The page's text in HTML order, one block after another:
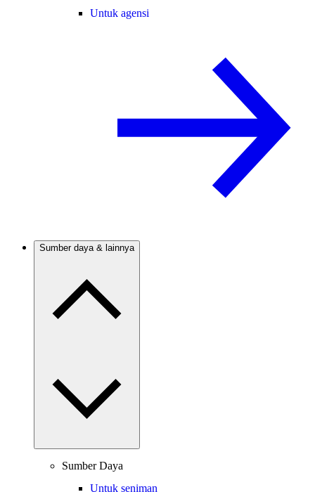
Untuk agensi
Sumber daya & lainnya
Sumber Daya
Untuk seniman